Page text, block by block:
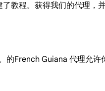
教程。获得我们的代理，
French Guiana 代理允